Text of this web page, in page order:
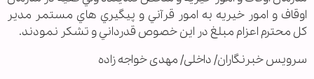
اوقاف و امور خيريه به امور قرآني و پيگيري هاي مستمر مدير
كل محترم اعزام مبلغ در اين خصوص قدرداني و تشكر نمودند.
سرویس خبرنگاران/ داخلی/ مهدی خواجه زاده